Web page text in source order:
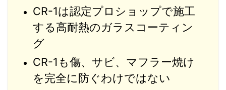
CR-1は認定プロショップで施工
する高耐熱のガラスコーティン
グ
CR-1も傷、サビ、マフラー焼け
を完全に防ぐわけではない